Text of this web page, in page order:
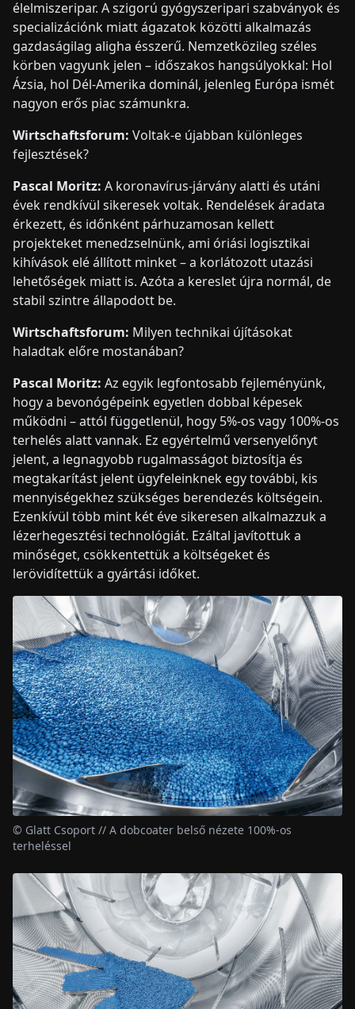
élelmiszeripar. A szigorú gyógyszeripari szabványok és
specializációnk miatt ágazatok közötti alkalmazás
gazdaságilag aligha ésszerű. Nemzetközileg széles
körben vagyunk jelen – időszakos hangsúlyokkal: Hol
Ázsia, hol Dél-Amerika dominál, jelenleg Európa ismét
nagyon erős piac számunkra.
Wirtschaftsforum: Voltak-e újabban különleges
fejlesztések?
Pascal Moritz: A koronavírus-járvány alatti és utáni
évek rendkívül sikeresek voltak. Rendelések áradata
érkezett, és időnként párhuzamosan kellett
projekteket menedzselnünk, ami óriási logisztikai
kihívások elé állított minket – a korlátozott utazási
lehetőségek miatt is. Azóta a kereslet újra normál, de
stabil szintre állapodott be.
Wirtschaftsforum: Milyen technikai újításokat
haladtak előre mostanában?
Pascal Moritz: Az egyik legfontosabb fejleményünk,
hogy a bevonógépeink egyetlen dobbal képesek
működni – attól függetlenül, hogy 5%-os vagy 100%-os
terhelés alatt vannak. Ez egyértelmű versenyelőnyt
jelent, a legnagyobb rugalmasságot biztosítja és
megtakarítást jelent ügyfeleinknek egy további, kis
mennyiségekhez szükséges berendezés költségein.
Ezenkívül több mint két éve sikeresen alkalmazzuk a
lézerhegesztési technológiát. Ezáltal javítottuk a
minőséget, csökkentettük a költségeket és
lerövidítettük a gyártási időket.
© Glatt Csoport // A dobcoater belső nézete 100%-os
terheléssel